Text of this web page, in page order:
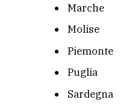
Marche
Molise
Piemonte
Puglia
Sardegna